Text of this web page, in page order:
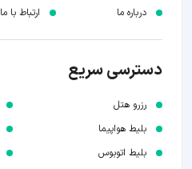
درباره ما ارتباط با ما
دسترسی سریع
رزرو هتل
بلیط هواپیما
بلیط اتوبوس